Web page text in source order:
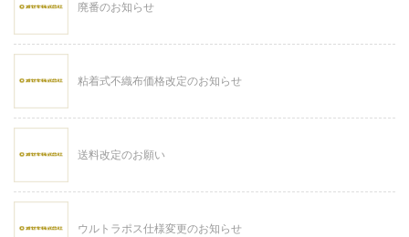
廃番のお知らせ
粘着式不織布価格改定のお知らせ
送料改定のお願い
ウルトラポス仕様変更のお知らせ